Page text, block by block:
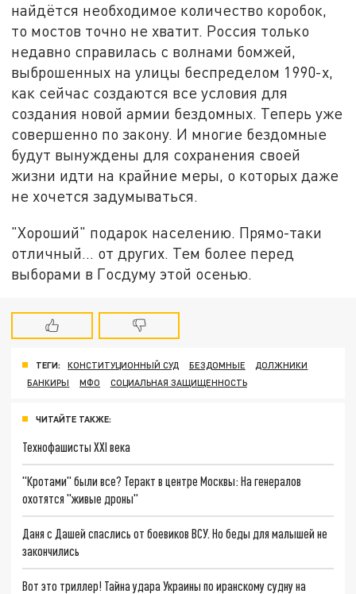
найдётся необходимое количество коробок,
то мостов точно не хватит. Россия только
недавно справилась с волнами бомжей,
выброшенных на улицы беспределом 1990-х,
как сейчас создаются все условия для
создания новой армии бездомных. Теперь уже
совершенно по закону. И многие бездомные
будут вынуждены для сохранения своей
жизни идти на крайние меры, о которых даже
не хочется задумываться.
"Хороший" подарок населению. Прямо-таки
отличный… от других. Тем более перед
выборами в Госдуму этой осенью.
ТЕГИ: КОНСТИТУЦИОННЫЙ СУД БЕЗДОМНЫЕ
ДОЛЖНИКИ
БАНКИРЫ
МФО СОЦИАЛЬНАЯ ЗАЩИЩЕННОСТЬ
ЧИТАЙТЕ ТАКЖЕ:
Технофашисты XXI века
"Кротами" были все? Теракт в центре Москвы: На генералов
охотятся "живые дроны"
Даня с Дашей спаслись от боевиков ВСУ. Но беды для малышей не
закончились
Вот это триллер! Тайна удара Украины по иранскому судну на